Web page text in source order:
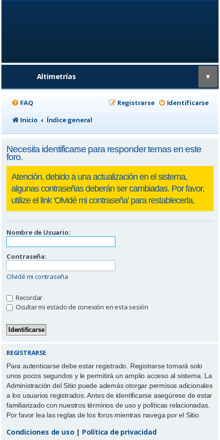
Altimetrías ▼
FAQ Identificarse
Registrarse
Inicio
Índice general
Necesita identificarse para responder temas en este
foro.
Nombre de Usuario:
Contraseña:
Olvidé mi contraseña
Recordar
Ocultar mi estado de conexión en esta sesión
REGISTRARSE
Para autenticarse debe estar registrado. Registrarse tomará solo
unos pocos segundos y le permitirá un amplio acceso al sistema. La
Administración del Sitio puede además otorgar permisos adicionales
a los usuarios registrados. Antes de identificarse asegúrese de estar
familiarizado con nuestros términos de uso y políticas relacionadas.
Por favor lea las reglas de los foros mientras navega por el Sitio.
Condiciones de uso | Política de privacidad